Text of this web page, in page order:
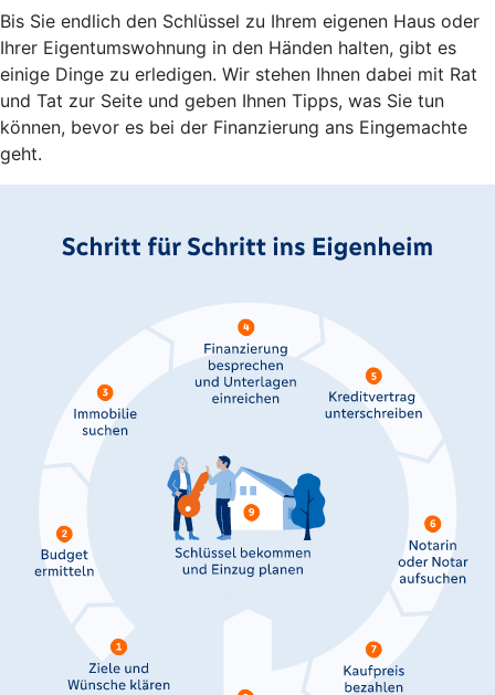
Bis Sie endlich den Schlüssel zu Ihrem eigenen Haus oder
Ihrer Eigentumswohnung in den Händen halten, gibt es
einige Dinge zu erledigen. Wir stehen Ihnen dabei mit Rat
und Tat zur Seite und geben Ihnen Tipps, was Sie tun
können, bevor es bei der Finanzierung ans Eingemachte
geht.